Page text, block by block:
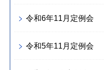
令和6年11月定例会
令和5年11月定例会